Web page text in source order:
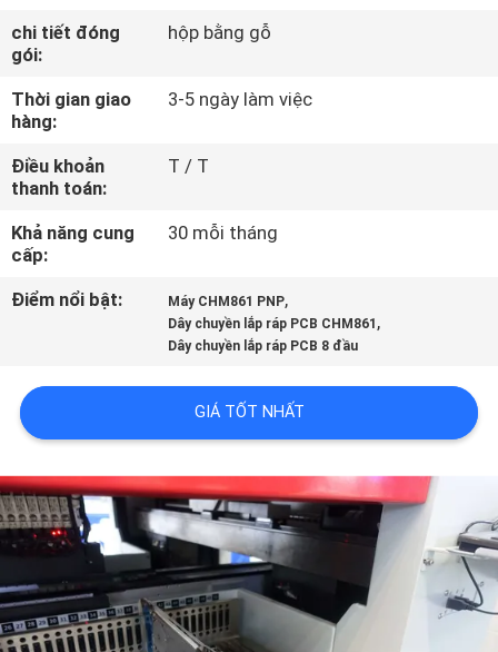
CHUYẾN
THAM
QUAN
NHÀ
MÁY
KIỂM
LƯỢNG
LIÊN
HỆ
VỚI
CHÚNG
TÔI
chi tiết đóng
gói:
hộp bằng gỗ
Thời gian giao
hàng:
3-5 ngày làm việc
Điều khoản
thanh toán:
T / T
Khả năng cung
cấp:
30 mỗi tháng
Điểm nổi bật: Máy CHM861 PNP,
Dây chuyền lắp ráp PCB CHM861 ,
Dây chuyền lắp ráp PCB 8 đầu
GIÁ TỐT NHẤT